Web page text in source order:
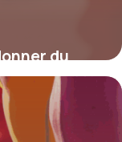
du